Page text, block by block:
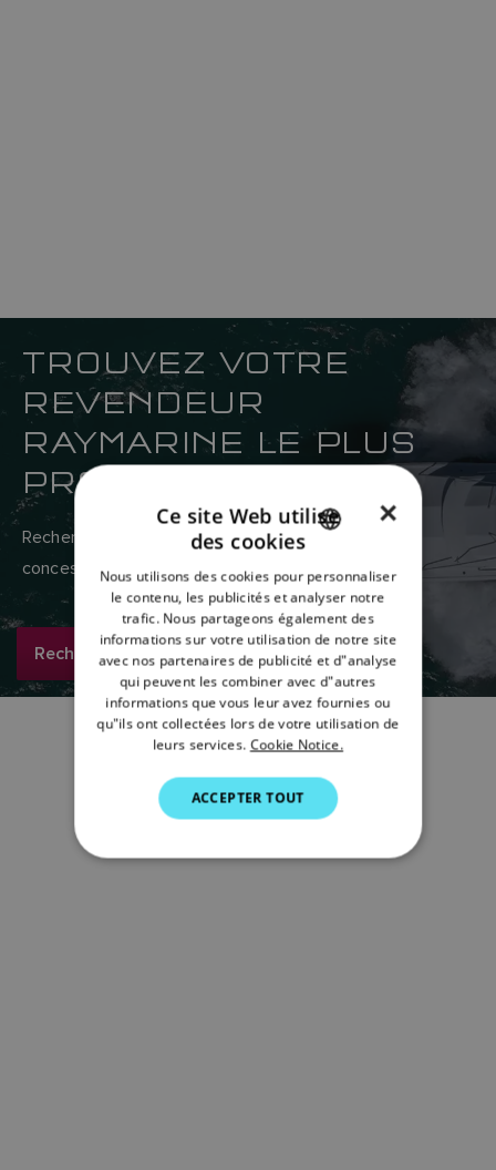
TROUVEZ VOTRE
REVENDEUR
RAYMARINE LE PLUS
PROCHE
Recherchez ici le réseau mondial de revendeurs et
concessionnaires Raymarine.
Rechercher maintenant
FRENCH
DANISH
ITALIAN
SWEDISH
GERMAN
DUTCH
SPANISH
×
Ce site Web utilise
des cookies
Nous utilisons des cookies pour personnaliser
le contenu, les publicités et analyser notre
trafic. Nous partageons également des
informations sur votre utilisation de notre site
avec nos partenaires de publicité et d"analyse
qui peuvent les combiner avec d"autres
informations que vous leur avez fournies ou
qu"ils ont collectées lors de votre utilisation de
leurs services. Cookie Notice.
ACCEPTER TOUT